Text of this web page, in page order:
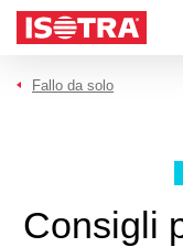
Vai al contenuto
Fallo da solo
Consigli